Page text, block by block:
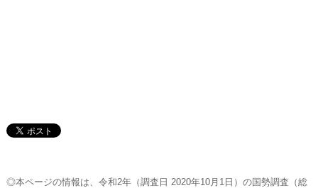
◎本ページの情報は、令和2年（調査日 2020年10月1日）の国勢調査（総